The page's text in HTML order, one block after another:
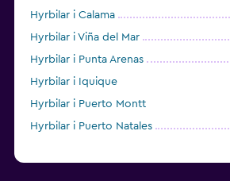
Hyrbilar i Calama
Hyrbilar i Viña del Mar
Hyrbilar i Punta Arenas
Hyrbilar i Iquique
Hyrbilar i Puerto Montt
Hyrbilar i Puerto Natales